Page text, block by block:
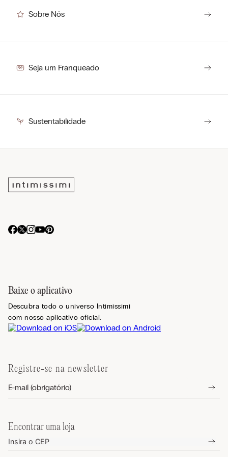
Sobre Nós
Seja um Franqueado
Sustentabilidade
Baixe o aplicativo
Descubra todo o universo Intimissimi
com nosso aplicativo oficial.
Registre-se na newsletter
Encontrar uma loja